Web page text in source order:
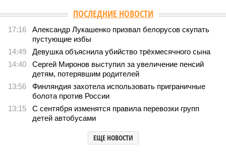
Версия //Конфликт // В нескольких станциях от уже сданного
«Сказочного леса» пайщики ЖК «Станция Л» продолжают ждать от
компании Capital Group начала реальной достройки
В нескольких станциях от уже сданного «Сказочного
леса» пайщики ЖК «Станция Л» продолжают ждать от
компании Capital Group начала реальной достройки
«Станция ожидания» для дольщиков